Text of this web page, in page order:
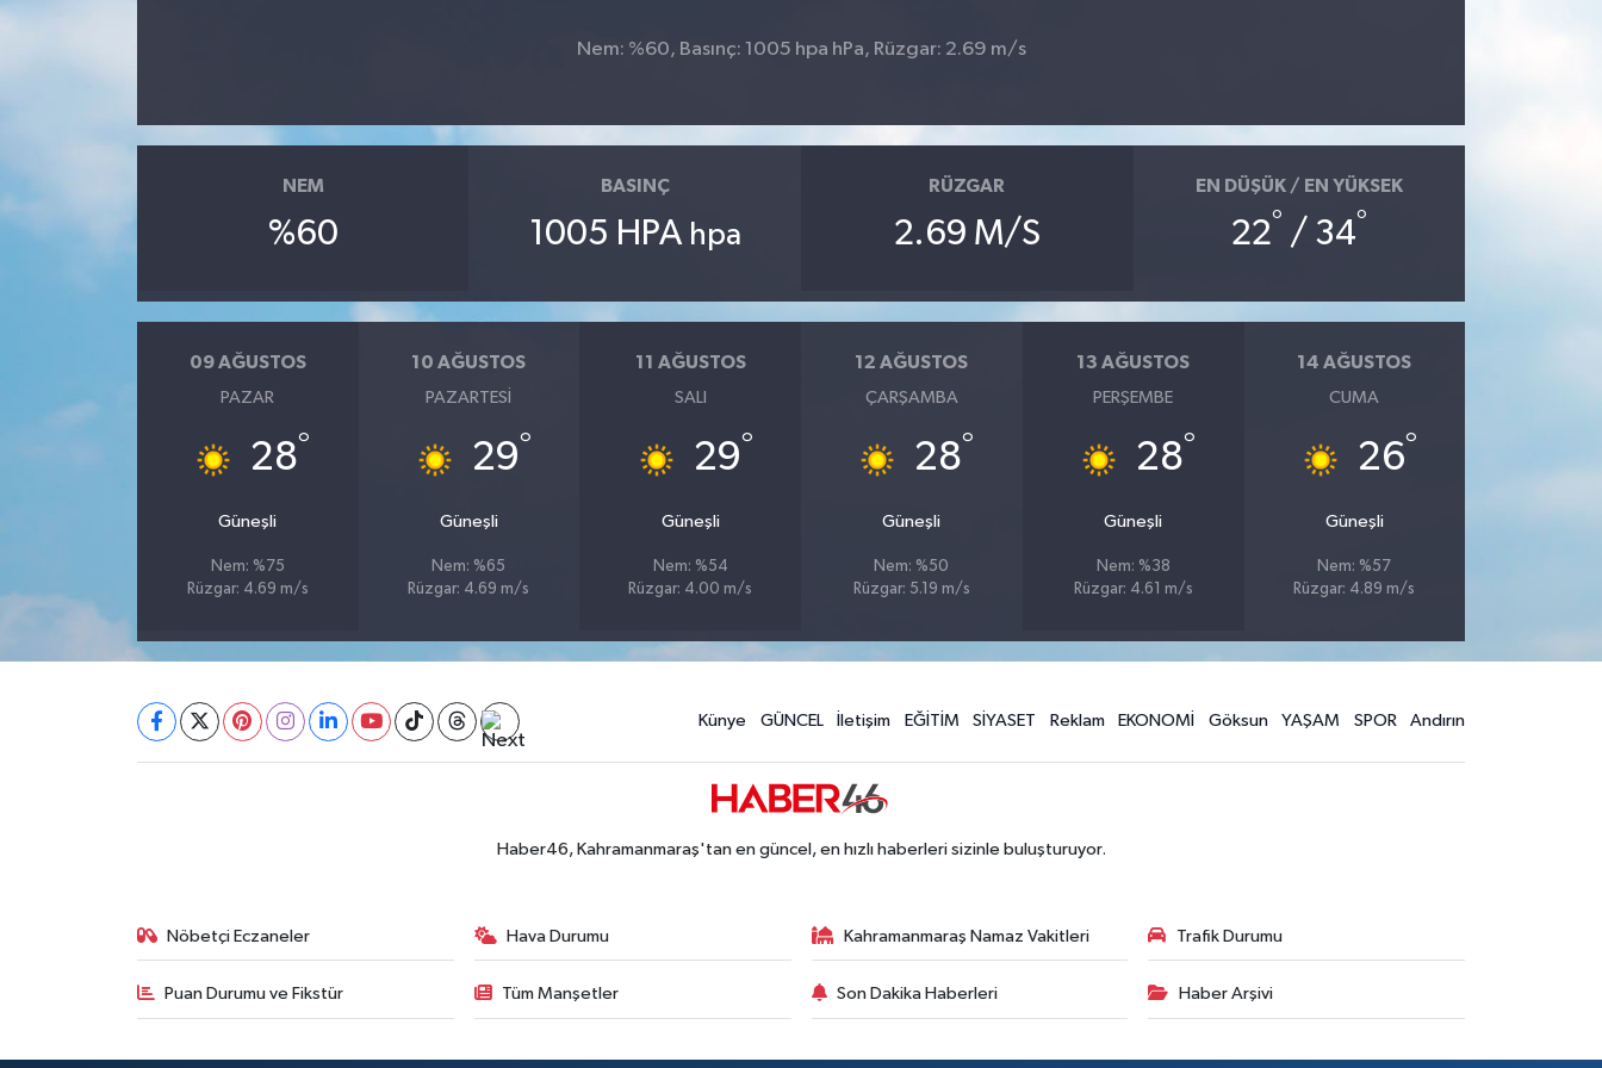
Nem: %60, Basınç: 1005 hpa hPa, Rüzgar: 2.69 m/s
NEM
%60
BASINÇ
1005 HPA hpa
RÜZGAR
2.69 M/S
EN DÜŞÜK / EN YÜKSEK
22° / 34°
09 AĞUSTOS
PAZAR
28°
Güneşli
Nem: %75
Rüzgar: 4.69 m/s
10 AĞUSTOS
PAZARTESI
29°
Güneşli
Nem: %65
Rüzgar: 4.69 m/s
11 AĞUSTOS
SALI
29°
Güneşli
Nem: %54
Rüzgar: 4.00 m/s
12 AĞUSTOS
ÇARŞAMBA
28°
Güneşli
Nem: %50
Rüzgar: 5.19 m/s
13 AĞUSTOS
PERŞEMBE
28°
Güneşli
Nem: %38
Rüzgar: 4.61 m/s
14 AĞUSTOS
CUMA
26°
Güneşli
Nem: %57
Rüzgar: 4.89 m/s
Künye GÜNCEL İletişim EĞİTİM SİYASET Reklam EKONOMİ Göksun YAŞAM SPOR Andırın
Haber46, Kahramanmaraş'tan en güncel, en hızlı haberleri sizinle buluşturuyor.
Nöbetçi Eczaneler Hava Durumu Kahramanmaraş Namaz Vakitleri Trafik Durumu
Puan Durumu ve Fikstür Tüm Manşetler Son Dakika Haberleri Haber Arşivi
KADIN-AİLE
YEREL YÖNETİM
ÜÇÜNCÜ SAYFA
BİLİMNET
ÇEK GÖNDER